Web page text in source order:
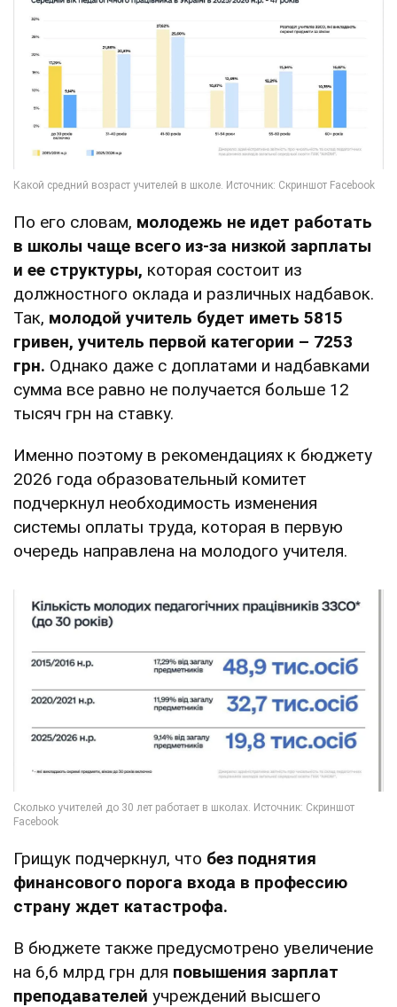
По его словам, молодежь не идет работать
в школы чаще всего из-за низкой зарплаты
и ее структуры, которая состоит из
должностного оклада и различных надбавок.
Так, молодой учитель будет иметь 5815
гривен, учитель первой категории – 7253
грн. Однако даже с доплатами и надбавками
сумма все равно не получается больше 12
тысяч грн на ставку.
Именно поэтому в рекомендациях к бюджету
2026 года образовательный комитет
подчеркнул необходимость изменения
системы оплаты труда, которая в первую
очередь направлена на молодого учителя.
Грищук подчеркнул, что без поднятия
финансового порога входа в профессию
страну ждет катастрофа.
В бюджете также предусмотрено увеличение
на 6,6 млрд грн для повышения зарплат
преподавателей учреждений высшего